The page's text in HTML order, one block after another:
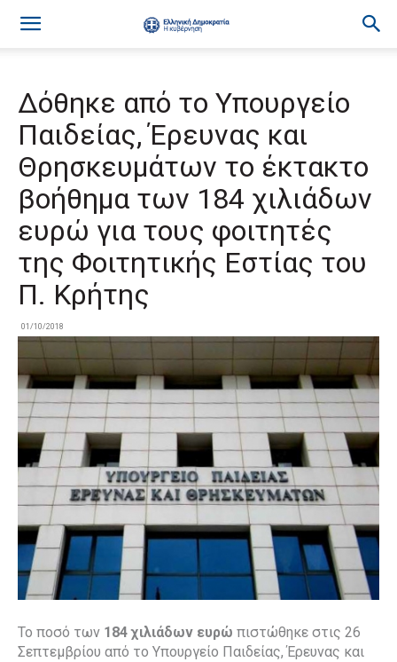
Δόθηκε από το Υπουργείο
Παιδείας, Έρευνας και
Θρησκευμάτων το έκτακτο
βοήθημα των 184 χιλιάδων
ευρώ για τους φοιτητές
της Φοιτητικής Εστίας του
Π. Κρήτης
01/10/2018
Το ποσό των 184 χιλιάδων ευρώ πιστώθηκε στις 26
Σεπτεμβρίου από το Υπουργείο Παιδείας, Έρευνας και